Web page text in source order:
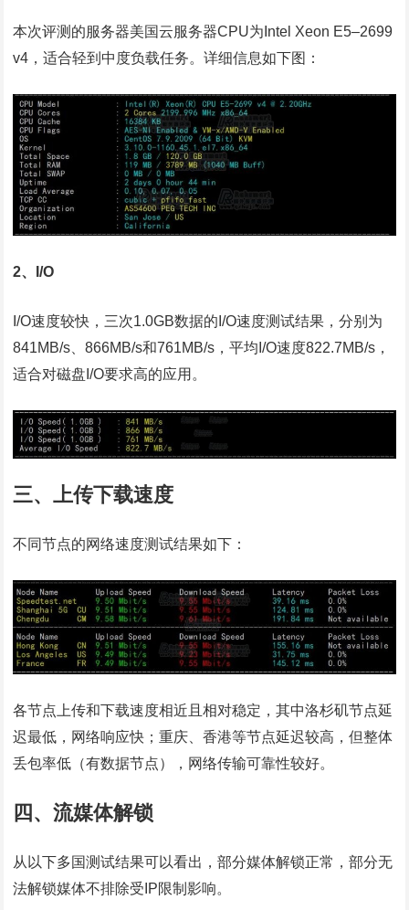
本次评测的服务器美国云服务器CPU为Intel Xeon E5–2699
v4，适合轻到中度负载任务。详细信息如下图：
2、I/O
I/O速度较快，三次1.0GB数据的I/O速度测试结果，分别为
841MB/s、866MB/s和761MB/s，平均I/O速度822.7MB/s，
适合对磁盘I/O要求高的应用。
三、上传下载速度
不同节点的网络速度测试结果如下：
各节点上传和下载速度相近且相对稳定，其中洛杉矶节点延
迟最低，网络响应快；重庆、香港等节点延迟较高，但整体
丢包率低（有数据节点），网络传输可靠性较好。
四、流媒体解锁
从以下多国测试结果可以看出，部分媒体解锁正常，部分无
法解锁媒体不排除受IP限制影响。